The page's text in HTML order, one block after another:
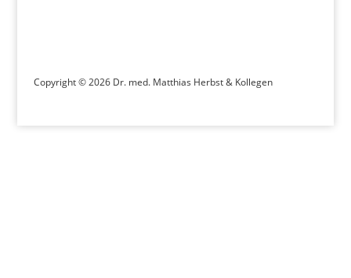
Copyright © 2026 Dr. med. Matthias Herbst & Kollegen